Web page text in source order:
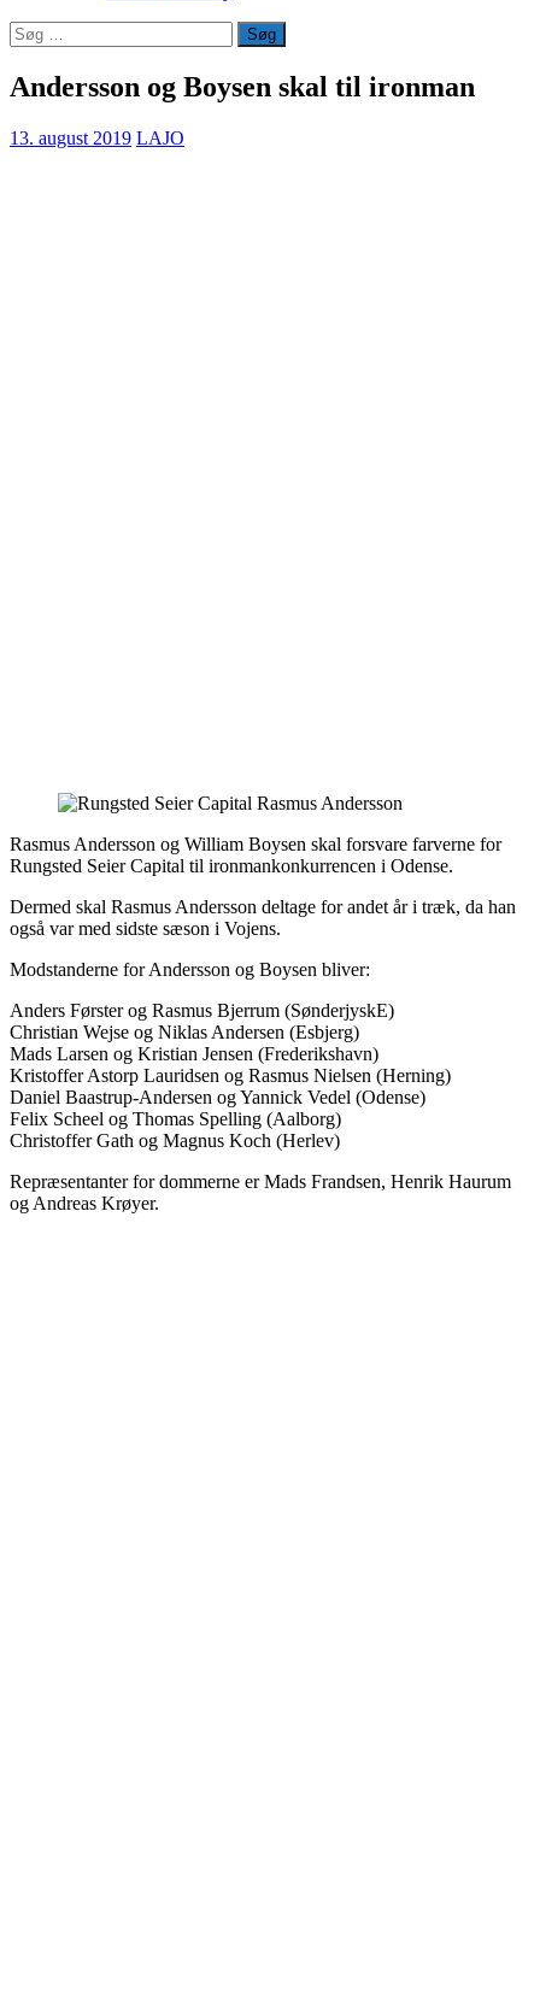
Søg
efter:
Andersson og Boysen skal til ironman
13. august 2019 LAJO
Rasmus Andersson og William Boysen skal forsvare farverne for
Rungsted Seier Capital til ironmankonkurrencen i Odense.
Dermed skal Rasmus Andersson deltage for andet år i træk, da han
også var med sidste sæson i Vojens.
Modstanderne for Andersson og Boysen bliver:
Anders Førster og Rasmus Bjerrum (SønderjyskE)
Christian Wejse og Niklas Andersen (Esbjerg)
Mads Larsen og Kristian Jensen (Frederikshavn)
Kristoffer Astorp Lauridsen og Rasmus Nielsen (Herning)
Daniel Baastrup-Andersen og Yannick Vedel (Odense)
Felix Scheel og Thomas Spelling (Aalborg)
Christoffer Gath og Magnus Koch (Herlev)
Repræsentanter for dommerne er Mads Frandsen, Henrik Haurum
og Andreas Krøyer.